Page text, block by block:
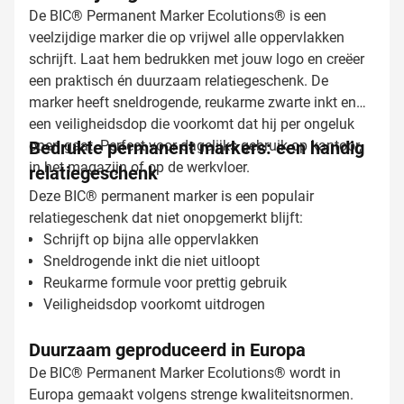
De BIC® Permanent Marker Ecolutions® is een
veelzijdige marker die op vrijwel alle oppervlakken
schrijft. Laat hem bedrukken met jouw logo en creëer
een praktisch én duurzaam relatiegeschenk. De
marker heeft sneldrogende, reukarme zwarte inkt en
een veiligheidsdop die voorkomt dat hij per ongeluk
open gaat. Perfect voor dagelijks gebruik op kantoor,
in het magazijn of op de werkvloer.
Bedrukte permanent markers: een handig
relatiegeschenk
Deze BIC® permanent marker is een populair
relatiegeschenk dat niet onopgemerkt blijft:
Schrijft op bijna alle oppervlakken
Sneldrogende inkt die niet uitloopt
Reukarme formule voor prettig gebruik
Veiligheidsdop voorkomt uitdrogen
Duurzaam geproduceerd in Europa
De BIC® Permanent Marker Ecolutions® wordt in
Europa gemaakt volgens strenge kwaliteitsnormen.